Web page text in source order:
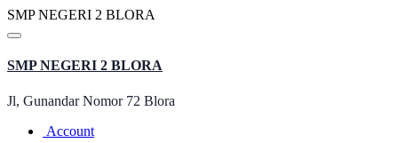
Lewati
ke
SMP NEGERI 2 BLORA
SMP NEGERI 2 BLORA
Jl, Gunandar Nomor 72 Blora
Account